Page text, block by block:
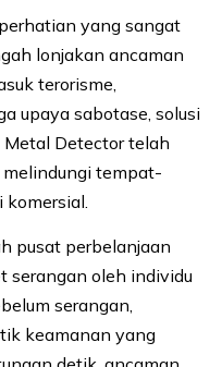
yang sangat
lonjakan ancaman
terorisme,
upaya sabotase, solusi
Detector telah
melindungi tempat-
pusat perbelanjaan
serangan oleh individu
serangan,
keamanan yang